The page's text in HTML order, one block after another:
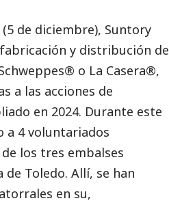
de diciembre), Suntory
fabricación y distribución de
o La Casera®,
a las acciones de
en 2024. Durante este
a 4 voluntariados
los tres embalses
Toledo. Allí, se han
en su,